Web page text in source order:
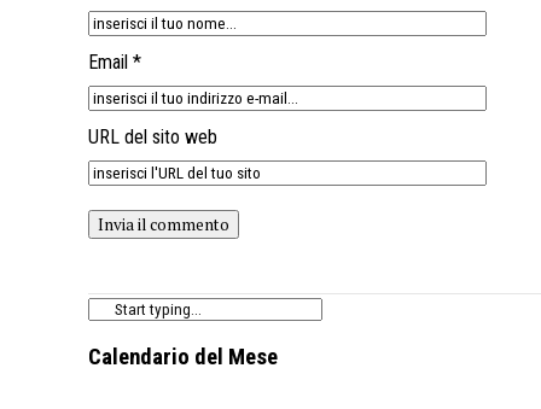
Email *
URL del sito web
Calendario del Mese